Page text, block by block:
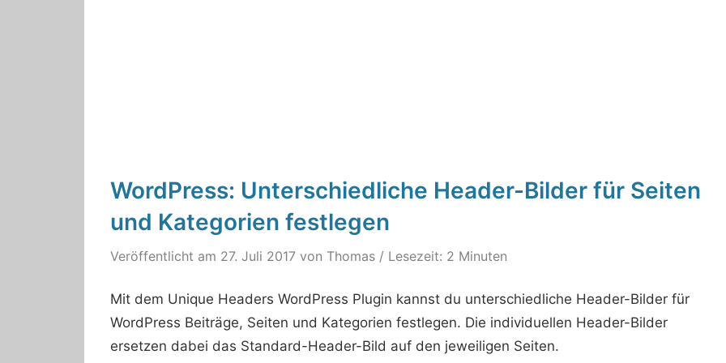
WordPress: Unterschiedliche Header-Bilder für Seiten
und Kategorien festlegen
Veröffentlicht am 27. Juli 2017 von Thomas / Lesezeit: 2 Minuten
Mit dem Unique Headers WordPress Plugin kannst du unterschiedliche Header-Bilder für
WordPress Beiträge, Seiten und Kategorien festlegen. Die individuellen Header-Bilder
ersetzen dabei das Standard-Header-Bild auf den jeweiligen Seiten.